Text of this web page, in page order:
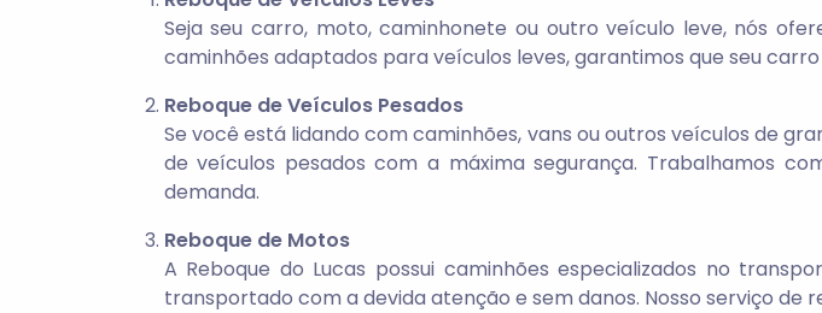
Seja seu carro, moto, caminhonete ou outro veículo leve, nós
caminhões adaptados para veículos leves, garantimos que seu
Reboque de Veículos Pesados
Se você está lidando com caminhões, vans ou outros veículos de
de veículos pesados com a máxima segurança. Trabalhamos
demanda.
Reboque de Motos
A Reboque do Lucas possui caminhões especializados no
transportado com a devida atenção e sem danos. Nosso serviço de